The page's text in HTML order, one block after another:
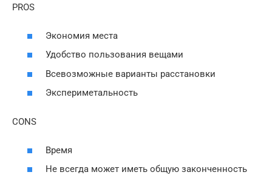
PROS
Экономия места
Удобство пользования вещами
Всевозможные варианты расстановки
Экспериметальность
CONS
Время
Не всегда может иметь общую законченность